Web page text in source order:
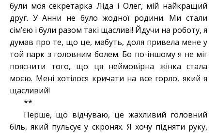
були моя секретарка Ліда і Олег, мій найкращий
друг. У Анни не було жодної родини. Ми стали
сім’єю і були разом такі щасливі! Йдучи на роботу, я
думав про те, що це, мабуть, доля привела мене у
той парк з головним болем. Бо по-іншому я не міг
пояснити того, що ця неймовірна жінка стала
моєю. Мені хотілося кричати на все горло, який я
щасливий!
**
Перше, що відчуваю, це жахливий головний
біль, який пульсує у скронях. Я хочу підняти руку,